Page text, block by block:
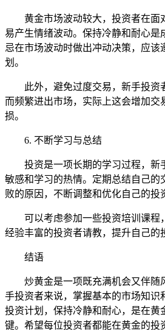
黄金市场波动较大，投资者在面
易产生情绪波动。保持冷静和耐心是
忌在市场波动时做出冲动决策，应该
划。
此外，避免过度交易，新手投资
而频繁进出市场，实际上这会增加交
损。
6. 不断学习与总结
投资是一项长期的学习过程，新
敏感和学习的热情。定期总结自己的
败的原因，不断调整和优化自己的投
可以考虑参加一些投资培训课程
经验丰富的投资者请教，提升自己的
结语
炒黄金是一项既充满机会又伴随
手投资者来说，掌握基本的市场知识
投资计划，保持冷静和耐心，是在黄
键。希望每位投资者都能在黄金的投